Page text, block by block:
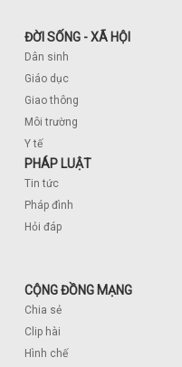
ĐỜI SỐNG - XÃ HỘI
Dân sinh
Giáo dục
Giao thông
Môi trường
Y tế
PHÁP LUẬT
Tin tức
Pháp đình
Hỏi đáp
CỘNG ĐỒNG MẠNG
Chia sẻ
Clip hài
Hình chế